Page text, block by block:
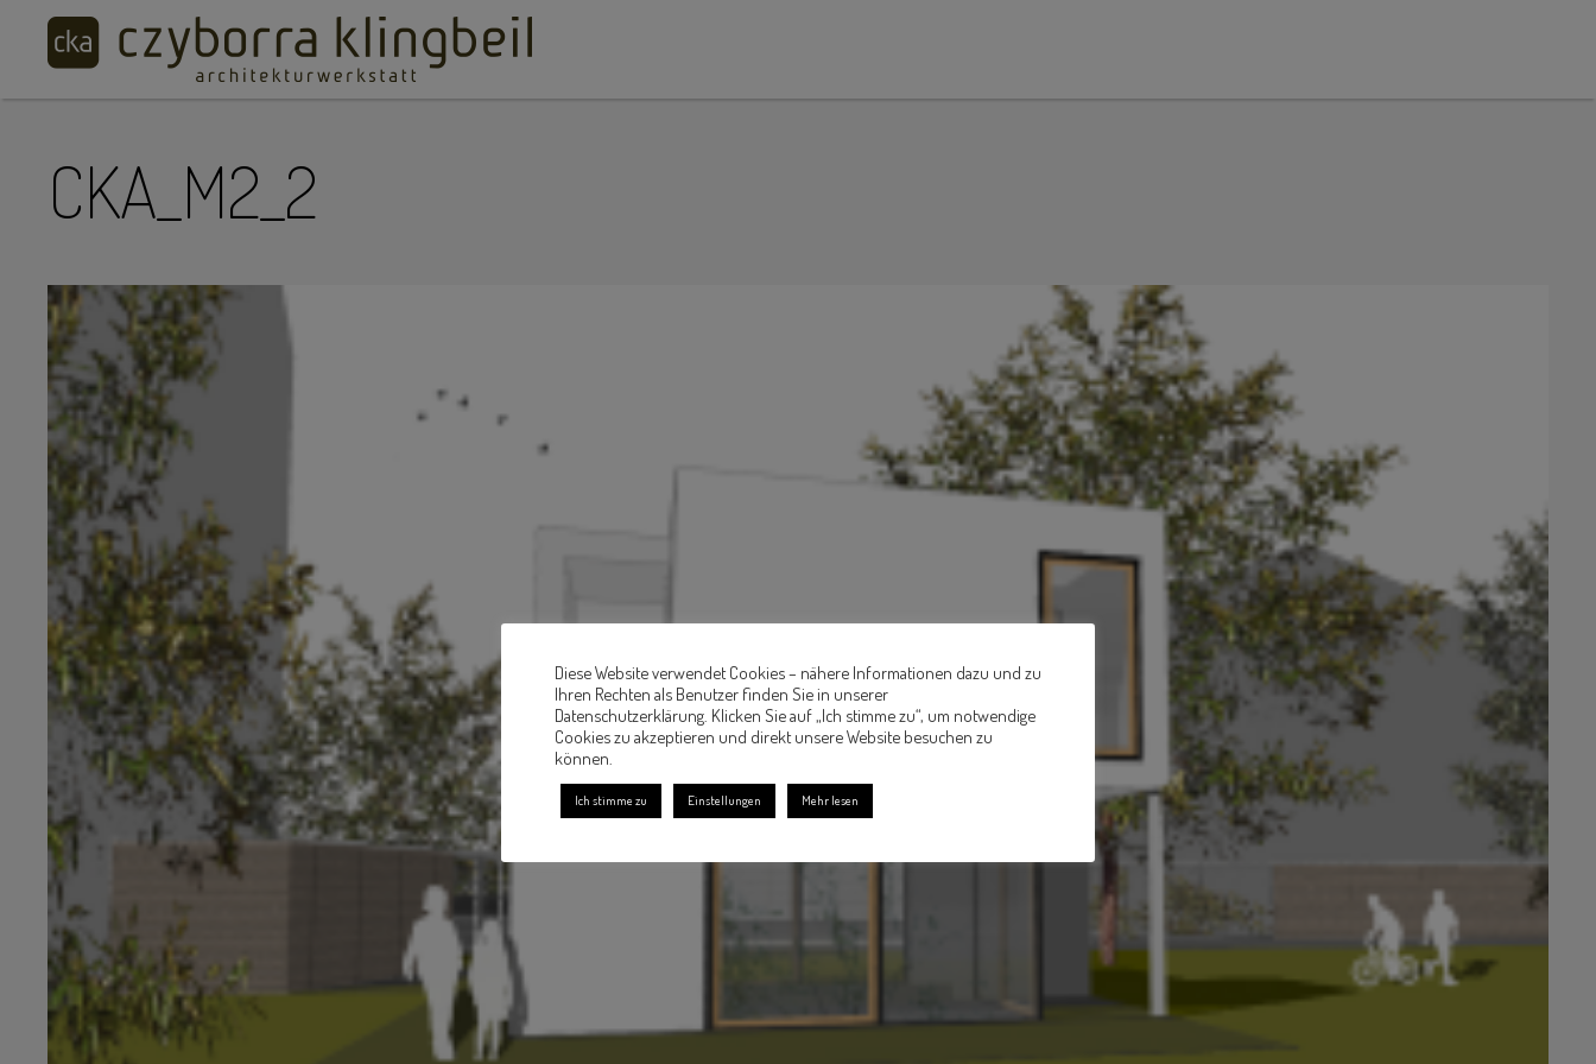
CKA_M2_2
Diese Website verwendet Cookies – nähere Informationen dazu und zu
Ihren Rechten als Benutzer finden Sie in unserer
Datenschutzerklärung. Klicken Sie auf „Ich stimme zu“, um notwendige
Cookies zu akzeptieren und direkt unsere Website besuchen zu
können.
Ich stimme zu Einstellungen Mehr lesen